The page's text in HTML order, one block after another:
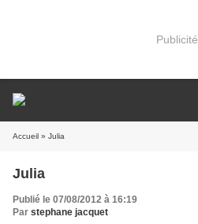
Publicité
Accueil » Julia
Julia
Publié le 07/08/2012 à 16:19
Par stephane jacquet